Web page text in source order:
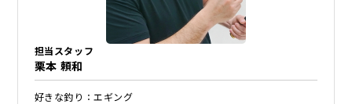
担当スタッフ
栗本 頼和
好きな釣り：エギング